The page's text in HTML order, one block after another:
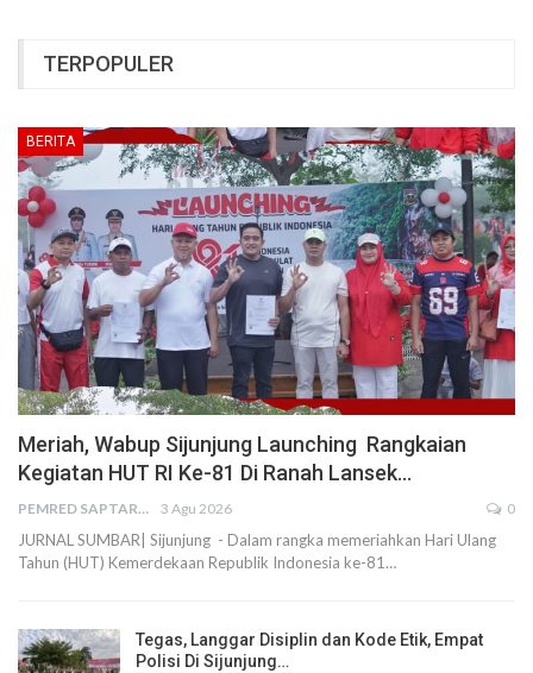
TERPOPULER
BERITA
Meriah, Wabup Sijunjung Launching Rangkaian
Kegiatan HUT RI Ke-81 Di Ranah Lansek…
PEMRED SAPTARIUS 3 Agu 2026 0
JURNAL SUMBAR| Sijunjung - Dalam rangka memeriahkan Hari Ulang
Tahun (HUT) Kemerdekaan Republik Indonesia ke-81…
Tegas, Langgar Disiplin dan Kode Etik, Empat
Polisi Di Sijunjung…